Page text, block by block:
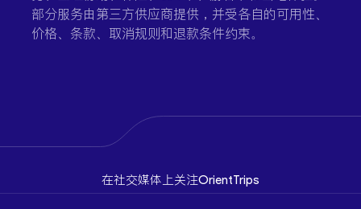
部分服务由第三方供应商提供，并受各自的可用性、
价格、条款、取消规则和退款条件约束。
在社交媒体上关注OrientTrips